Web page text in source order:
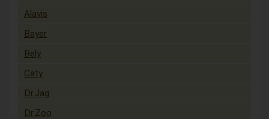
Alavis
Bayer
Bely
Caty
Dr.Jag
Dr.Zoo